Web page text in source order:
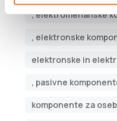
, elektromehanske
, elektronske
elektronske in
, pasivne
komponente za